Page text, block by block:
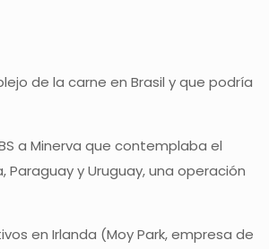
de la carne en Brasil y que podría
a Minerva que contemplaba el
y Uruguay, una operación
en Irlanda (Moy Park, empresa de